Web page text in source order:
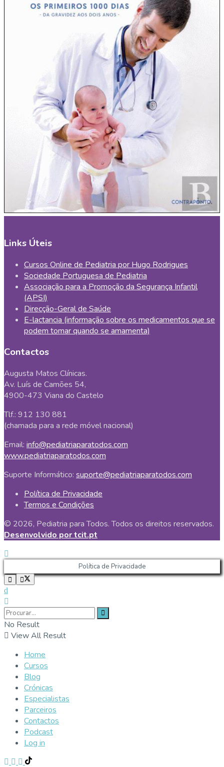
Links Úteis
Cursos Online de Pediatria por Hugo Rodrigues
Sociedade Portuguesa de Pediatria
Associação para a Promoção da Segurança Infantil
(APSI)
Direcção-Geral de Saúde
E-lactancia (informação sobre os medicamentos que se
podem tomar quando se amamenta)
Contactos
Augusta Matos Clínicas.
Av. Luís de Camões 54,
4900-473 Viana do Castelo
Tlf.: 912 130 881
(chamada para a rede móvel nacional)
Email: info@pediatriaparatodos.com
www.pediatriaparatodos.com
Suporte Informático: suporte@pediatriaparatodos.com
Política de Privacidade
Termos e Condições
© 2026, Pediatria para Todos. Todos os direitos reservados.
Desenvolvido por tcit.pt
Política de Privacidade
No Result
View All Result
Home
Cursos
Blog
Crónicas
Especialistas
Parceiros
Contactos
Podcast
Log in